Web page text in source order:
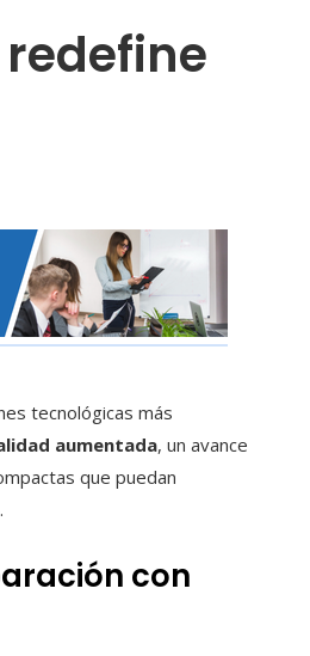
tecnológicas más
aumentada, un avance
que puedan
con